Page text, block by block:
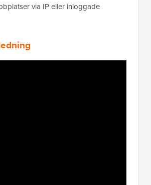
via IP eller inloggade